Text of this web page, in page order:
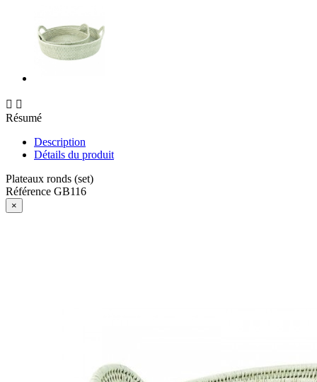
 
Résumé
Description
Détails du produit
Plateaux ronds (set)
Référence GB116
×